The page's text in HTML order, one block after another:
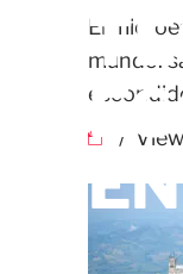
El
mundo: